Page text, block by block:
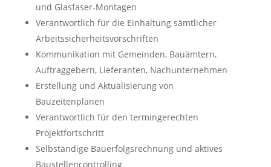
und Glasfaser-Montagen
Verantwortlich für die Einhaltung sämtlicher
Arbeitssicherheitsvorschriften
Kommunikation mit Gemeinden, Bauämtern,
Auftraggebern, Lieferanten, Nachunternehmen
Erstellung und Aktualisierung von
Bauzeitenplänen
Verantwortlich für den termingerechten
Projektfortschritt
Selbständige Bauerfolgsrechnung und aktives
Baustellencontrolling